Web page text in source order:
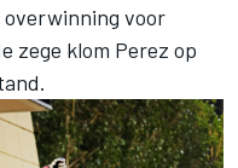
overwinning voor
zege klom Perez op